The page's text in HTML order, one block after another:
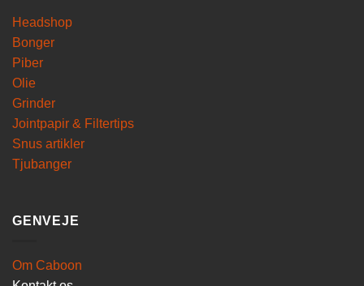
Headshop
Bonger
Piber
Olie
Grinder
Jointpapir & Filtertips
Snus artikler
Tjubanger
GENVEJE
Om Caboon